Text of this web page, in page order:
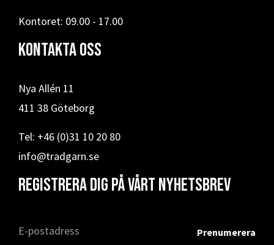
Kontoret: 09.00 - 17.00
Kontakta oss
Nya Allén 11
411 38 Göteborg
Tel: +46 (0)31 10 20 80
info@tradgarn.se
Registrera dig på vårt nyhetsbrev